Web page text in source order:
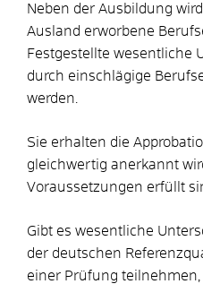
Neben der Ausbildung
Ausland erworbene
Festgestellte wesentliche
durch einschlägige
werden.
Sie erhalten die
gleichwertig anerkannt
Voraussetzungen erfüllt
Gibt es wesentliche
der deutschen
einer Prüfung